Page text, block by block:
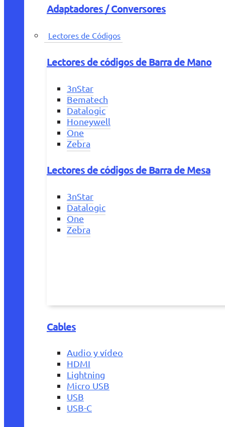
Adaptadores / Conversores
Lectores de Códigos
Lectores de códigos de Barra de Mano
3nStar
Bematech
Datalogic
Honeywell
One
Zebra
Lectores de códigos de Barra de Mesa
3nStar
Datalogic
One
Zebra
Cables
Audio y vídeo
HDMI
Lightning
Micro USB
USB
USB-C